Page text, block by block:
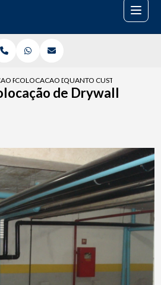
PARA DRYWALL
COLOCACAO DE DRYWALL PAREDE
QUANTO CUSTA
de Drywall